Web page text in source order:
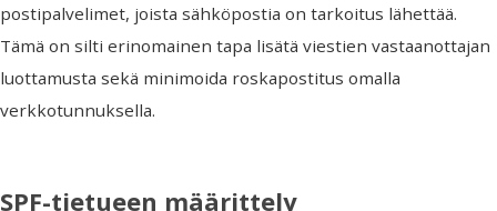
postipalvelimet, joista sähköpostia on tarkoitus lähettää.
Tämä on silti erinomainen tapa lisätä viestien vastaanottajan
luottamusta sekä minimoida roskapostitus omalla
verkkotunnuksella.
SPF-tietueen määrittely